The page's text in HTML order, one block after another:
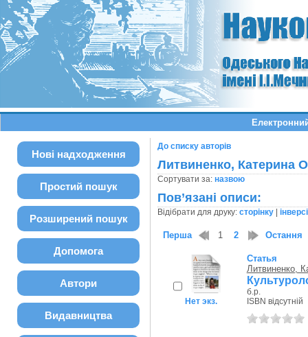
Нові надходження
Простий пошук
Розширений пошук
Допомога
Автори
Видавництва
До списку авторів
Литвиненко, Катерина
Сортувати за: назвою
Пов’язані описи:
Відібрати для друку: сторінку|
Перша 1 2 Остання
Нет экз.
Статья
Литвиненко,
б.р.
ISBN відсутній